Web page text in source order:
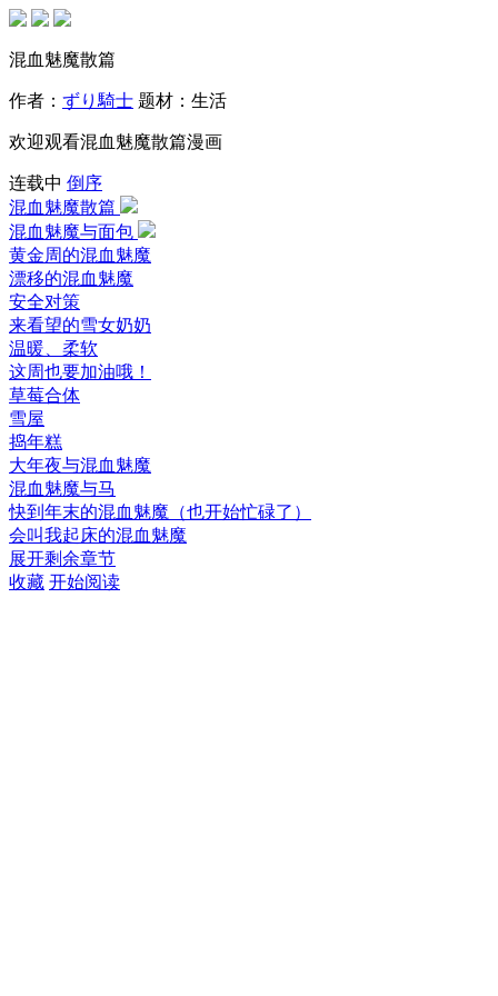
混血魅魔散篇
作者： ずり騎士 题材： 生活
欢迎观看混血魅魔散篇漫画
连载中 倒序
混血魅魔散篇
混血魅魔与面包
黄金周的混血魅魔
漂移的混血魅魔
安全对策
来看望的雪女奶奶
温暖、柔软
这周也要加油哦！
草莓合体
雪屋
捣年糕
大年夜与混血魅魔
混血魅魔与马
快到年末的混血魅魔（也开始忙碌了）
会叫我起床的混血魅魔
展开剩余章节
收藏 开始阅读